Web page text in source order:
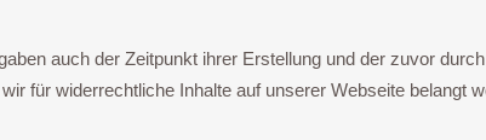
auch der Zeitpunkt ihrer Erstellung und der zuvor
für widerrechtliche Inhalte auf unserer Webseite belangt